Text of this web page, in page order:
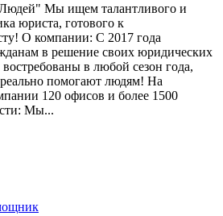
Мы ищем талантливого и
юриста, готового к
О компании: С 2017 года
в решение своих юридических
в любой сезон года,
помогают людям! На
120 офисов и более 1500
Мы...